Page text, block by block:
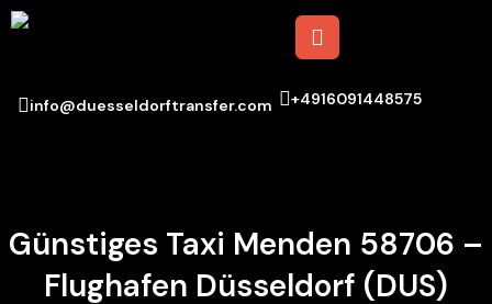
info@duesseldorftransfer.com +4916091448575
Günstiges Taxi Menden 58706 –
Flughafen Düsseldorf (DUS)